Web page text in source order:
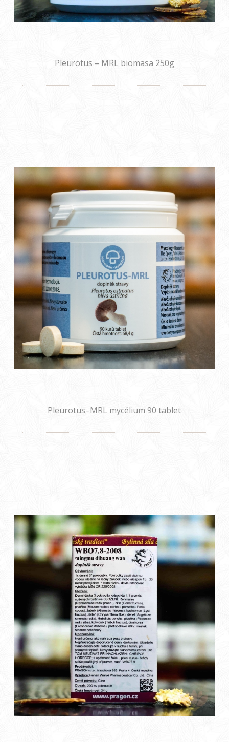
Pleurotus – MRL biomasa 250g
Pleurotus–MRL mycélium 90 tablet